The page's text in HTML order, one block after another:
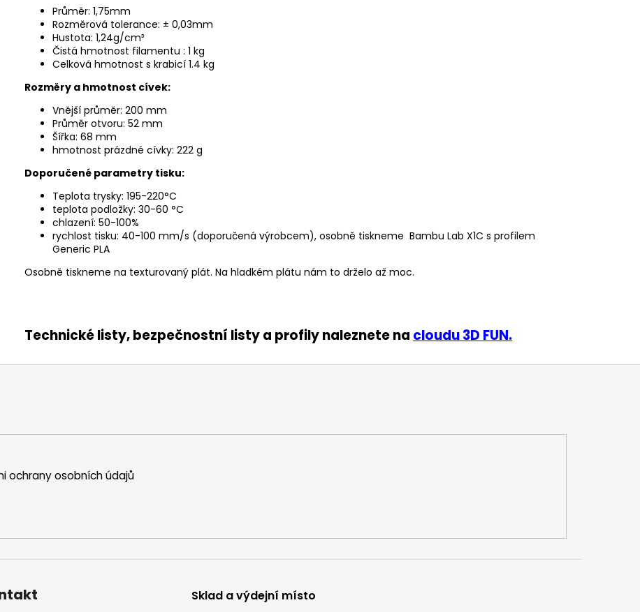
Průměr: 1,75mm
Rozměrová tolerance: ± 0,03mm
Hustota: 1,24g/cm³
Čistá hmotnost filamentu : 1 kg
Celková hmotnost s krabicí 1.4 kg
Rozměry a hmotnost cívek:
Vnější průměr: 200 mm
Průměr otvoru: 52 mm
Šířka: 68 mm
hmotnost prázdné cívky: 222 g
Doporučené parametry tisku:
Teplota trysky: 195-220°C
teplota podložky: 30-60 °C
chlazení: 50-100%
rychlost tisku: 40-100 mm/s (doporučená výrobcem), osobně tiskneme Bambu Lab X1C s profilem
Generic PLA
Osobně tiskneme na texturovaný plát. Na hladkém plátu nám to drželo až moc.
Technické listy, bezpečnostní listy a profily naleznete na cloudu 3D FUN.
ochrany osobních údajů
Sklad a výdejní místo